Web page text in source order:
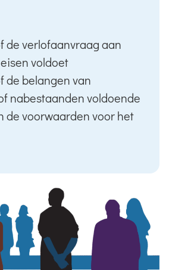
de verlofaanvraag aan
voldoet
de belangen van
nabestaanden voldoende
de voorwaarden voor het